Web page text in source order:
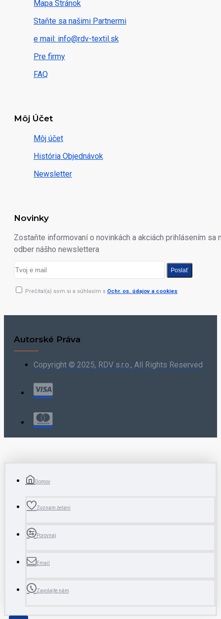
Mapa Stránok
Staňte sa našimi Partnermi
e mail: info@rdv-textil.sk
Pre firmy
FAQ
Môj Účet
Môj účet
História Objednávok
Newsletter
Novinky
Zostaňte informovaní o novinkách a akciách prihlásením sa
odber nášho newslettera
Poslať
Prečítal(a) som si a súhlasím s Ochr. os. údajov a cookies
Autorské Práva
Copyright © 2025, RDV s.r.o., All Rights Reserved
Domov
Zoznam želaní
Porovnaj
Email
Zavolajte nám